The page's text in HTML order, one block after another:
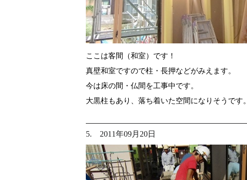
ここは客間（和室）です！
真壁和室ですので柱・長押などがみえます。
今は床の間・仏間を工事中です。
大黒柱もあり、落ち着いた空間になりそうです。
5. 2011年09月20日